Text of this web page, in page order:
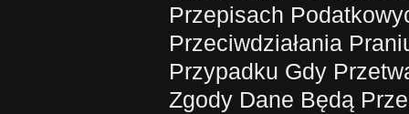
Przepisach
Przeciwdziałania
Przypadku Gdy
Zgody Dane Będą